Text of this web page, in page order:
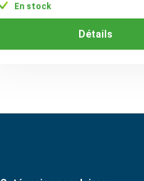
En stock
Détails